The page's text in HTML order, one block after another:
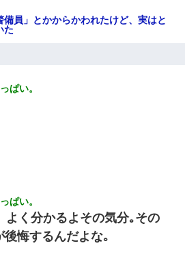
備員」とかからかわれたけど、実はと
た
突然「飲み会しよう」と誘われたがお
ってゾッとするやら腹立つやら！
駆け引きしてみた結果ｗｗｗｗｗｗｗ
ぱい。
ぱい。
く分かるよその気分｡その
後悔するんだよな｡